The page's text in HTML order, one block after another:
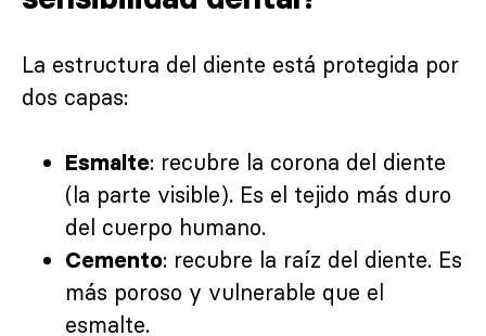
La estructura del diente está protegida por
dos capas:
Esmalte: recubre la corona del diente
(la parte visible). Es el tejido más duro
del cuerpo humano.
Cemento: recubre la raíz del diente. Es
más poroso y vulnerable que el
esmalte.